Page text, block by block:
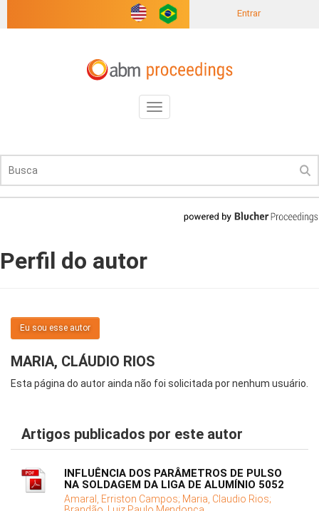
Entrar
Toggle
navigation
Perfil do autor
Eu sou esse autor
MARIA, CLÁUDIO RIOS
Esta página do autor ainda não foi solicitada por nenhum usuário.
Artigos publicados por este autor
INFLUÊNCIA DOS PARÂMETROS DE PULSO
NA SOLDAGEM DA LIGA DE ALUMÍNIO 5052
Amaral, Erriston Campos; Maria, Claudio Rios;